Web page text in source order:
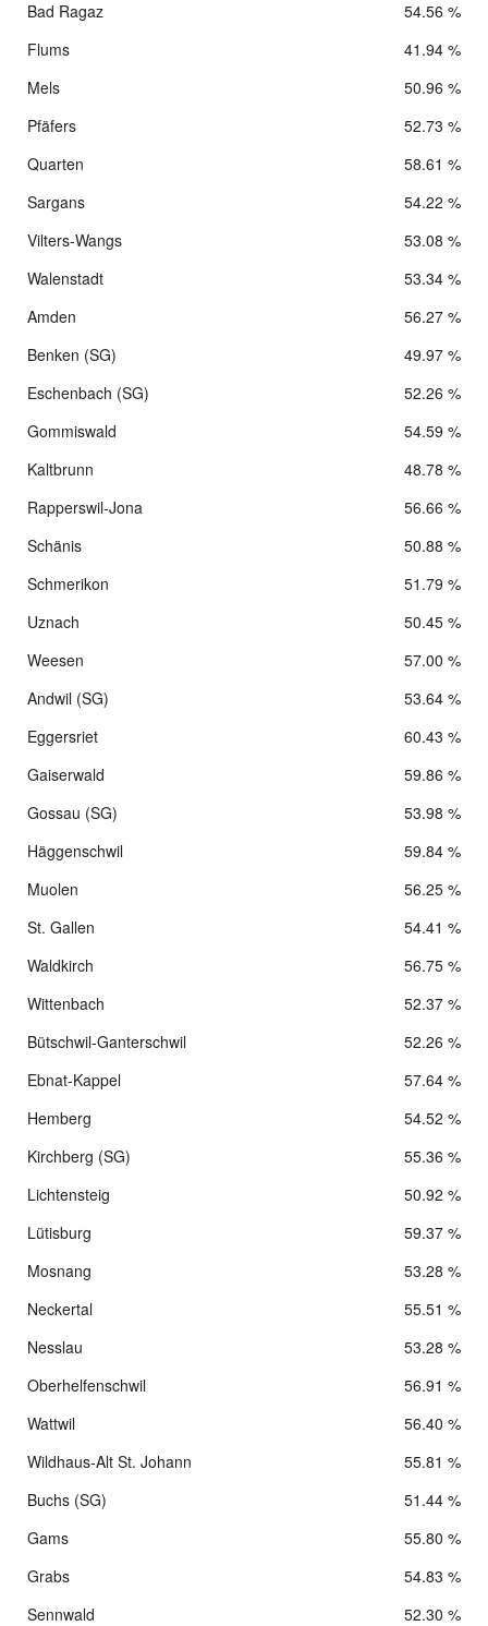
Bad Ragaz
54.56 %
Flums
41.94 %
Mels
50.96 %
Pfäfers
52.73 %
Quarten
58.61 %
Sargans
54.22 %
Vilters-Wangs
53.08 %
Walenstadt
53.34 %
Amden
56.27 %
Benken (SG)
49.97 %
Eschenbach (SG)
52.26 %
Gommiswald
54.59 %
Kaltbrunn
48.78 %
Rapperswil-Jona
56.66 %
Schänis
50.88 %
Schmerikon
51.79 %
Uznach
50.45 %
Weesen
57.00 %
Andwil (SG)
53.64 %
Eggersriet
60.43 %
Gaiserwald
59.86 %
Gossau (SG)
53.98 %
Häggenschwil
59.84 %
Muolen
56.25 %
St. Gallen
54.41 %
Waldkirch
56.75 %
Wittenbach
52.37 %
Bütschwil-Ganterschwil
52.26 %
Ebnat-Kappel
57.64 %
Hemberg
54.52 %
Kirchberg (SG)
55.36 %
Lichtensteig
50.92 %
Lütisburg
59.37 %
Mosnang
53.28 %
Neckertal
55.51 %
Nesslau
53.28 %
Oberhelfenschwil
56.91 %
Wattwil
56.40 %
Wildhaus-Alt St. Johann
55.81 %
Buchs (SG)
51.44 %
Gams
55.80 %
Grabs
54.83 %
Sennwald
52.30 %